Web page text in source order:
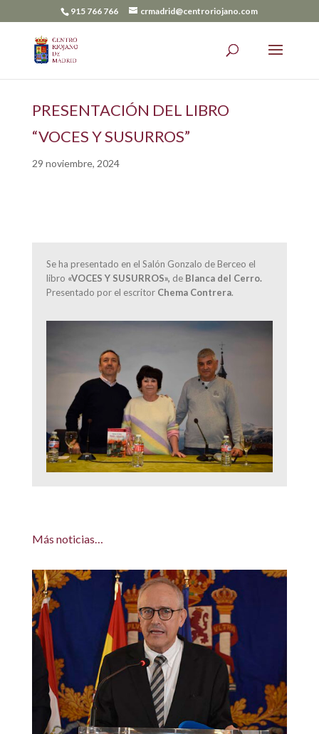
915 766 766 crmadrid@centroriojano.com
PRESENTACIÓN DEL LIBRO
“VOCES Y SUSURROS”
29 noviembre, 2024
Se ha presentado en el Salón Gonzalo de Berceo el
libro «VOCES Y SUSURROS», deBlanca del Cerro.
Presentado por el escritor Chema Contrera.
Más noticias…